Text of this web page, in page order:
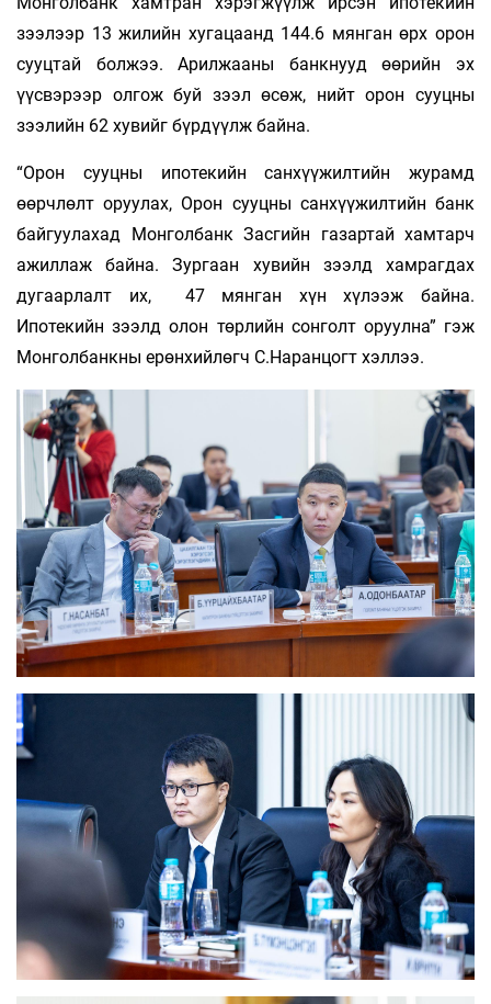
зээлээр 13 жилийн хугацаанд 144.6 мянган өрх орон
сууцтай болжээ. Арилжааны банкнууд өөрийн эх
үүсвэрээр олгож буй зээл өсөж, нийт орон сууцны
зээлийн 62 хувийг бүрдүүлж байна.
“Орон сууцны ипотекийн санхүүжилтийн журамд
өөрчлөлт оруулах, Орон сууцны санхүүжилтийн банк
байгуулахад Монголбанк Засгийн газартай хамтарч
ажиллаж байна. Зургаан хувийн зээлд хамрагдах
дугаарлалт их, 47 мянган хүн хүлээж байна.
Ипотекийн зээлд олон төрлийн сонголт оруулна” гэж
Монголбанкны ерөнхийлөгч С.Наранцогт хэллээ.